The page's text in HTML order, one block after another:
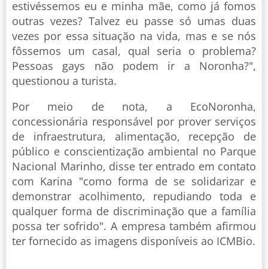
estivéssemos eu e minha mãe, como já fomos
outras vezes? Talvez eu passe só umas duas
vezes por essa situação na vida, mas e se nós
fôssemos um casal, qual seria o problema?
Pessoas gays não podem ir a Noronha?",
questionou a turista.
Por meio de nota, a EcoNoronha,
concessionária responsável por prover serviços
de infraestrutura, alimentação, recepção de
público e conscientização ambiental no Parque
Nacional Marinho, disse ter entrado em contato
com Karina "como forma de se solidarizar e
demonstrar acolhimento, repudiando toda e
qualquer forma de discriminação que a família
possa ter sofrido". A empresa também afirmou
ter fornecido as imagens disponíveis ao ICMBio.